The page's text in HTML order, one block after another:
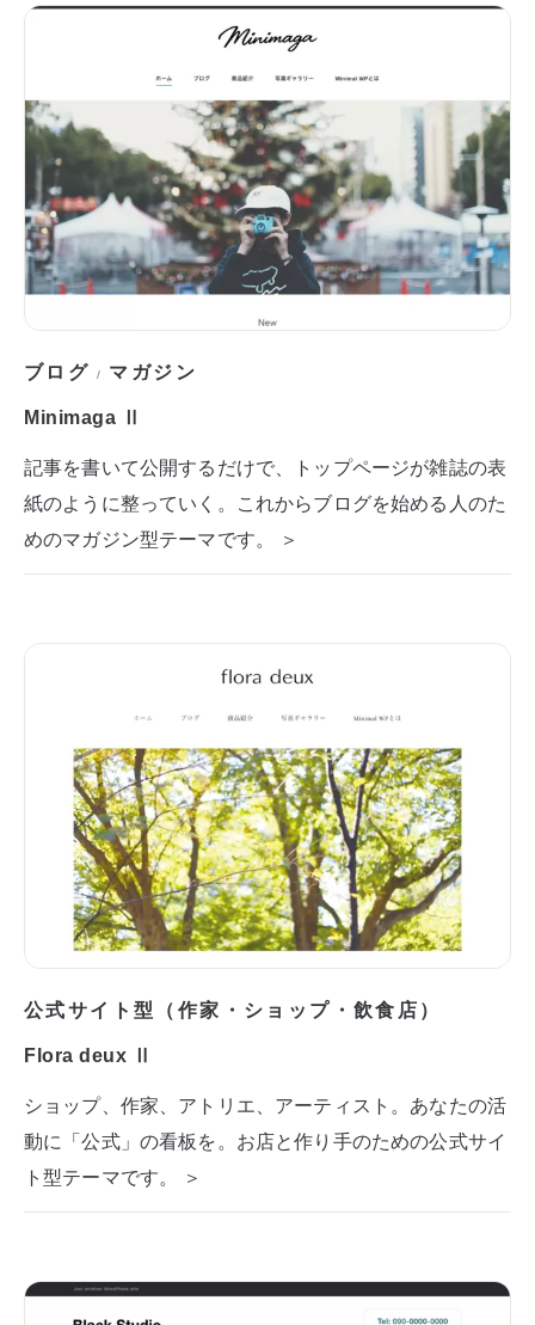
ブログ / マガジン
Minimaga Ⅱ
記事を書いて公開するだけで、トップページが雑誌の表
紙のように整っていく。これからブログを始める人のた
めのマガジン型テーマです。 ＞
公式サイト型（作家・ショップ・飲食店）
Flora deux Ⅱ
ショップ、作家、アトリエ、アーティスト。あなたの活
動に「公式」の看板を。お店と作り手のための公式サイ
ト型テーマです。 ＞